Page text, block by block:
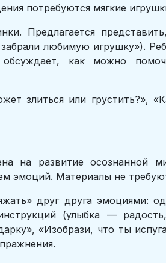
потребуются мягкие
Предлагается
любимую игрушку»).
как можно
злиться или грустить?»,
на развитие осознанной
эмоций. Материалы не
друг друга эмоциями:
(улыбка —
«Изобрази, что ты